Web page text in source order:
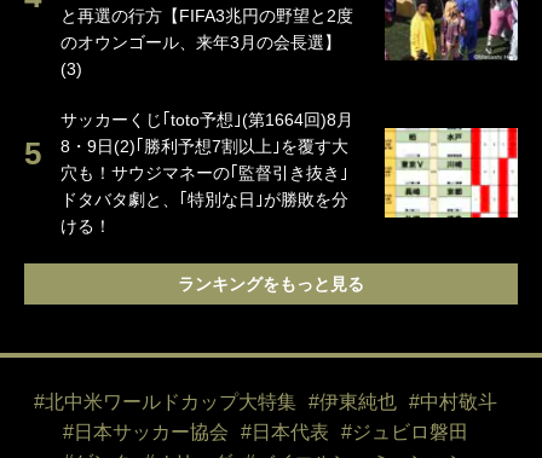
と再選の行方【FIFA3兆円の野望と2度
のオウンゴール、来年3月の会長選】
(3)
サッカーくじ｢toto予想｣(第1664回)8月
8・9日(2)｢勝利予想7割以上｣を覆す大
穴も！サウジマネーの｢監督引き抜き｣
ドタバタ劇と、｢特別な日｣が勝敗を分
ける！
ランキングをもっと見る
#北中米ワールドカップ大特集 #伊東純也
#中村敬斗
#日本サッカー協会
#日本代表
#ジュビロ磐田